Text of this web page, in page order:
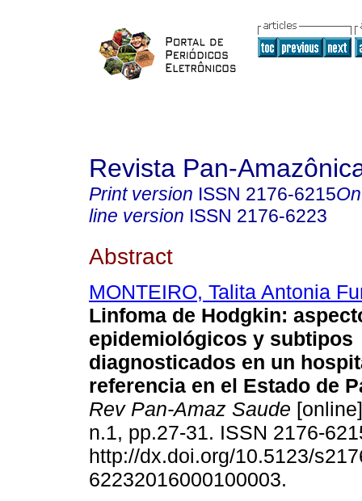
Revista Pan-
Print version ISSN 2176-6215
line version ISSN 2176-6223
Abstract
MONTEIRO, Talita Antonia
Linfoma de Hodgkin:
epidemiológicos y subtipos
diagnosticados en un
referencia en el Estado de
Rev Pan-Amaz Saude
n.1, pp.27-31. ISSN 2176-
http://dx.doi.org/10.5123/
62232016000100003.